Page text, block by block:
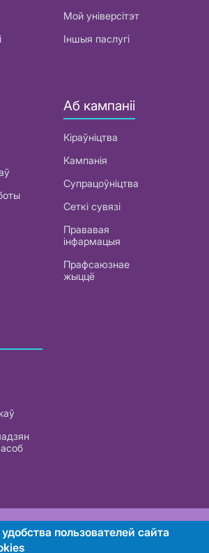
Мой універсітэт
Іншыя паслугі
Аб кампаніі
Кіраўніцтва
Кампанія
Супрацоўніцтва
Сеткі сувязі
Прававая
інфармацыя
Прафсаюзнае
жыццё
УНП 101007741пользователей сайта